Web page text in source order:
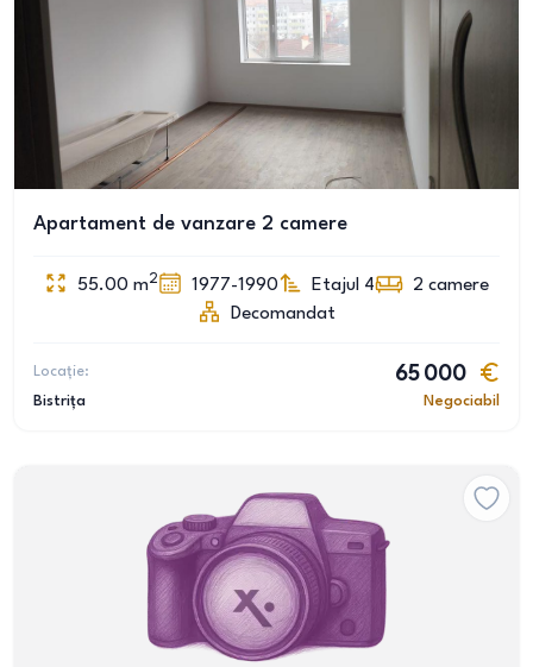
Apartament de vanzare 2 camere
55.00 m2 1977-1990 Etajul 4 2 camere
Decomandat
Locație:
Bistrița
65 000
Negociabil